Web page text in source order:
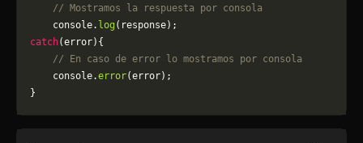
    // Mostramos la respuesta por consola
    console.
log (response);
catch(error){
    // En caso de error lo mostramos por consola
	console.
error(error);
}